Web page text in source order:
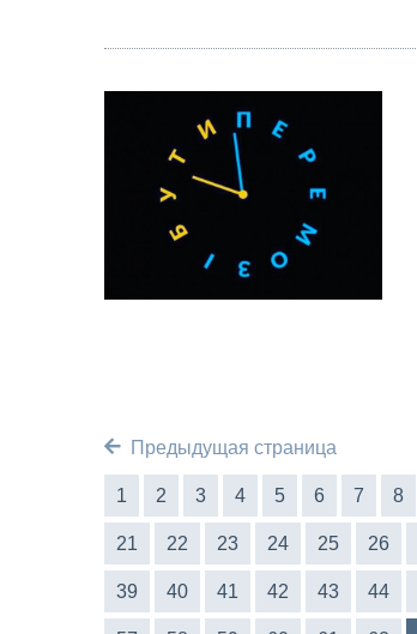
Предыдущая страница
1 2 3 4 5 6 7 8
21 22 23 24 25 26
39 40 41 42 43 44